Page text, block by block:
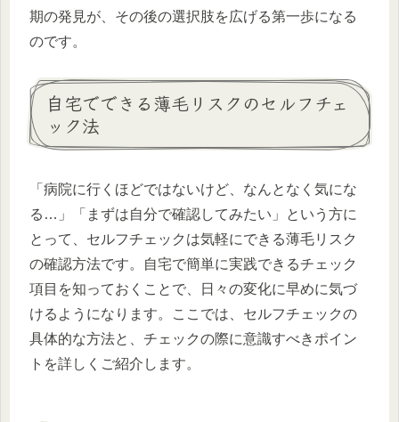
期の発見が、その後の選択肢を広げる第一歩になる
のです。
自宅でできる薄毛リスクのセルフチェ
ック法
「病院に行くほどではないけど、なんとなく気にな
る…」「まずは自分で確認してみたい」という方に
とって、セルフチェックは気軽にできる薄毛リスク
の確認方法です。自宅で簡単に実践できるチェック
項目を知っておくことで、日々の変化に早めに気づ
けるようになります。ここでは、セルフチェックの
具体的な方法と、チェックの際に意識すべきポイン
トを詳しくご紹介します。